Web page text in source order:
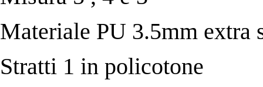
Materiale PU 3.5mm extra
Stratti 1 in policotone